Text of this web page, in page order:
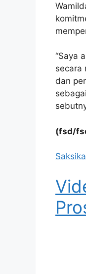
“Saya
secara
dan
(fsd/